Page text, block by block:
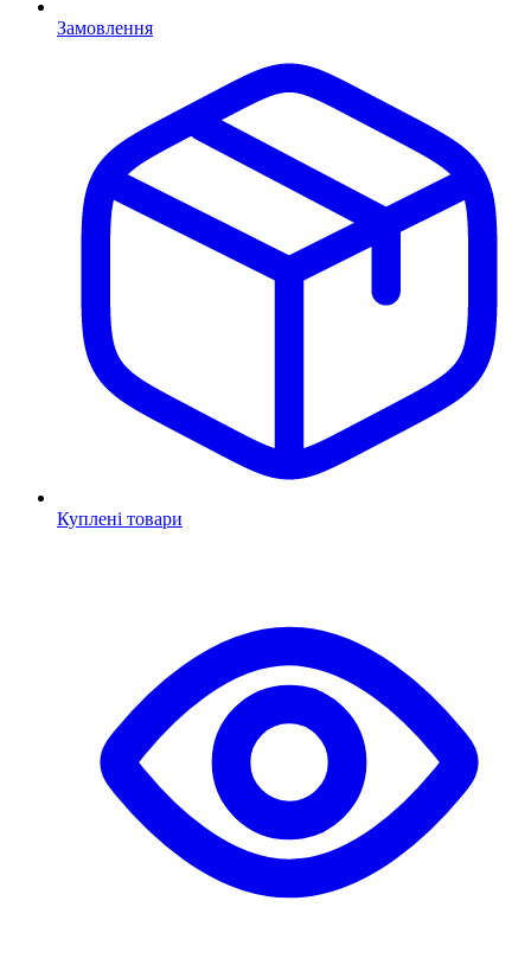
Замовлення
Куплені товари